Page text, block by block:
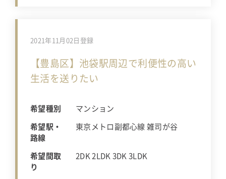
2021年11月02日登録
【豊島区】池袋駅周辺で利便性の高い
生活を送りたい
希望種別
マンション
希望駅・
路線
東京メトロ副都心線 雑司が谷
希望間取
り
2DK 2LDK 3DK 3LDK